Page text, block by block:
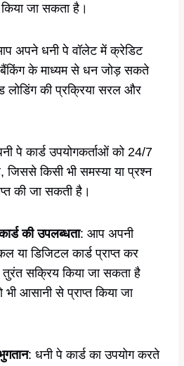
जा सकता है।
अपने धनी पे वॉलेट में क्रेडिट
बैंकिंग के माध्यम से धन जोड़ सकते
की प्रक्रिया सरल और
पे कार्ड उपयोगकर्ताओं को 24/7
जिससे किसी भी समस्या या प्रश्न
की जा सकती है।
की उपलब्धता: आप अपनी
या डिजिटल कार्ड प्राप्त कर
सक्रिय किया जा सकता है
आसानी से प्राप्त किया जा
: धनी पे कार्ड का उपयोग करते